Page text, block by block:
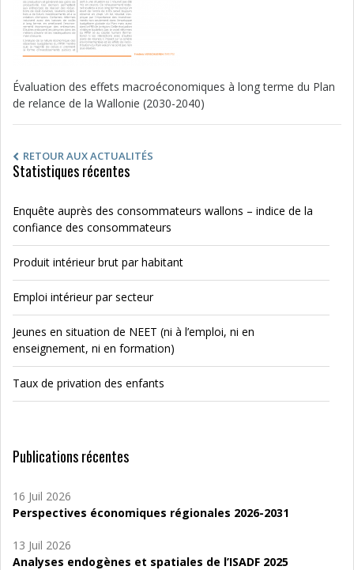
Évaluation des effets macroéconomiques à long terme du Plan
de relance de la Wallonie (2030-2040)
RETOUR AUX ACTUALITÉS
Statistiques récentes
Enquête auprès des consommateurs wallons – indice de la
confiance des consommateurs
Produit intérieur brut par habitant
Emploi intérieur par secteur
Jeunes en situation de NEET (ni à l’emploi, ni en
enseignement, ni en formation)
Taux de privation des enfants
Publications récentes
16 Juil 2026
Perspectives économiques régionales 2026-2031
13 Juil 2026
Analyses endogènes et spatiales de l’ISADF 2025